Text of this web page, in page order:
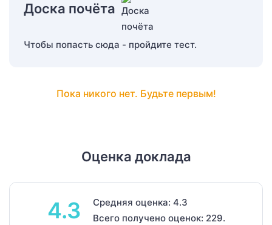
Доска почёта
Чтобы попасть сюда - пройдите тест.
Пока никого нет. Будьте первым!
Оценка доклада
4.3
Средняя оценка: 4.3
Всего получено оценок: 229.